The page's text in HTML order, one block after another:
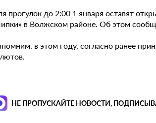
прогулок до 2:00 1 января оставят
в Волжском районе. Об этом
в этом году, согласно ранее
НЕ ПРОПУСКАЙТЕ НОВОСТИ,